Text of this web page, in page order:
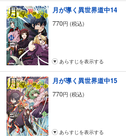
月が導く異世界道中14
770円 (税込)
あらすじを表示する
月が導く異世界道中15
770円 (税込)
あらすじを表示する